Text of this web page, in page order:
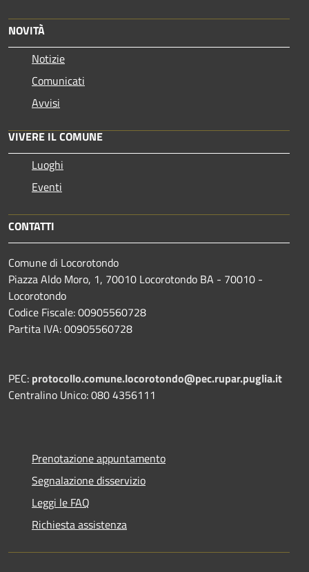
NOVITÀ
Notizie
Comunicati
Avvisi
VIVERE IL COMUNE
Luoghi
Eventi
CONTATTI
Comune di Locorotondo
Piazza Aldo Moro, 1, 70010 Locorotondo BA - 70010 -
Locorotondo
Codice Fiscale: 00905560728
Partita IVA: 00905560728
PEC: protocollo.comune.locorotondo@pec.rupar.puglia.it
Centralino Unico: 080 4356111
Prenotazione appuntamento
Segnalazione disservizio
Leggi le FAQ
Richiesta assistenza